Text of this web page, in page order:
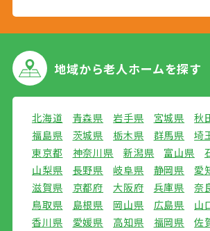
地域から老人ホームを探す
北海道 青森県 岩手県 宮城県 秋
福島県
茨城県 栃木県 群馬県 埼
東京都
神奈川県 新潟県 富山県
山梨県
長野県 岐阜県 静岡県 愛
滋賀県
京都府 大阪府 兵庫県 奈
鳥取県
島根県 岡山県 広島県 山
香川県
愛媛県 高知県 福岡県 佐